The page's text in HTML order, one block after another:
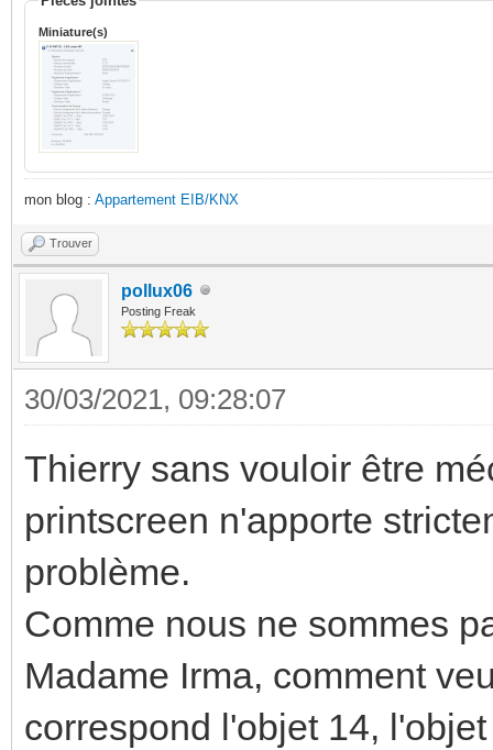
Miniature(s)
mon blog : Appartement EIB/KNX
Trouver
pollux06
Posting Freak
30/03/2021, 09:28:07
Thierry sans vouloir être
printscreen n'apporte
problème.
Comme nous ne sommes
Madame Irma, comment
correspond l'objet 14,